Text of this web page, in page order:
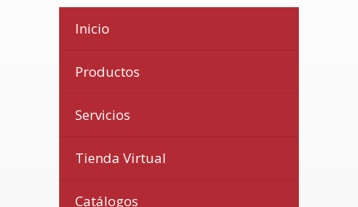
Inicio
Productos
Servicios
Tienda Virtual
Catálogos